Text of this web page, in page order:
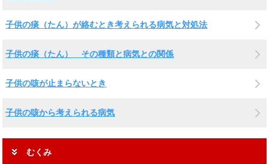
子供の痰（たん）が絡むとき考えられる病気と対処法
子供の痰（たん） その種類と病気との関係
子供の咳が止まらないとき
子供の咳から考えられる病気
むくみ